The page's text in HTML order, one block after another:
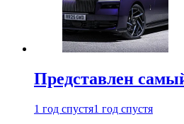
Представлен
1 год спустя1 год спустя